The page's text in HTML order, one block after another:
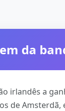
da
irlandês a
de Amsterdã,